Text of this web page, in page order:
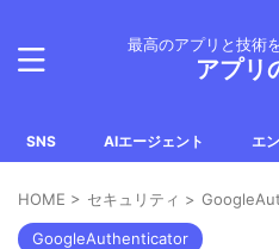
最高のアプリと技術
アプリ
SNS AIエージェント エ
HOME > セキュリティ >
GoogleAuthenticator